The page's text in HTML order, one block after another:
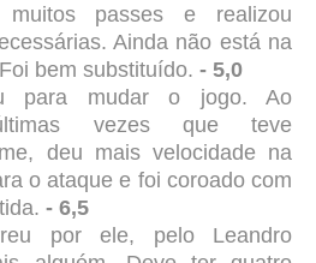
muitos passes e realizou
Ainda não está na
bem substituído. - 5,0
para mudar o jogo. Ao
vezes que teve
deu mais velocidade na
o ataque e foi coroado com
- 6,5
por ele, pelo Leandro